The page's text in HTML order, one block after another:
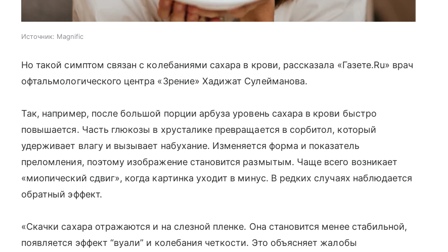
Источник: Magnific
Но такой симптом связан с колебаниями сахара в крови, рассказала «Газете.Ru» врач
офтальмологического центра «Зрение» Хадижат Сулейманова.
Так, например, после большой порции арбуза уровень сахара в крови быстро
повышается. Часть глюкозы в хрусталике превращается в сорбитол, который
удерживает влагу и вызывает набухание. Изменяется форма и показатель
преломления, поэтому изображение становится размытым. Чаще всего возникает
«миопический сдвиг», когда картинка уходит в минус. В редких случаях наблюдается
обратный эффект.
«Скачки сахара отражаются и на слезной пленке. Она становится менее стабильной,
появляется эффект “вуали” и колебания четкости. Это объясняет жалобы